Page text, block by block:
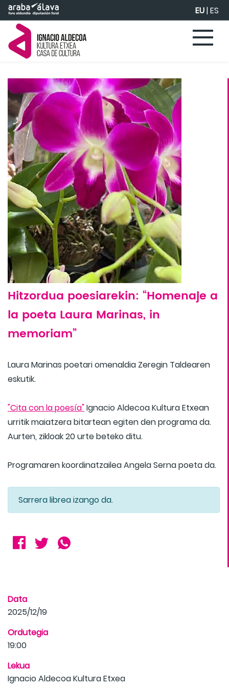
Eduki nagusira joan EU|ES
Hitzordua poesiarekin: “Homenaje a
la poeta Laura Marinas, in
memoriam”
Laura Marinas poetari omenaldia Zeregin Taldearen
eskutik.
"Cita con la poesía"Ignacio Aldecoa Kultura Etxean
urritik maiatzera bitartean egiten den programa da.
Aurten, zikloak 20 urte beteko ditu.
Programaren koordinatzailea Angela Serna poeta da.
Sarrera librea izango da.
Data
2025/12/19
Ordutegia
19:00
Lekua
Ignacio Aldecoa Kultura Etxea